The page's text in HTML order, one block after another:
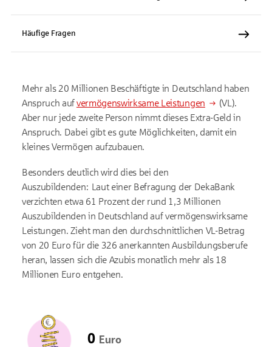
Häufige Fragen
Mehr als 20 Millionen Beschäftigte in Deutschland haben
Anspruch aufvermögenswirksame Leistungen
(VL).
Aber nur jede zweite Person nimmt dieses Extra-Geld in
Anspruch. Dabei gibt es gute Möglichkeiten, damit ein
kleines Vermögen aufzubauen.
Besonders deutlich wird dies bei den
Auszubildenden: Laut einer Befragung der DekaBank
verzichten etwa 61 Prozent der rund 1,3 Millionen
Auszubildenden in Deutschland auf vermögenswirksame
Leistungen. Zieht man den durchschnittlichen VL-Betrag
von 20 Euro für die 326 anerkannten Ausbildungsberufe
heran, lassen sich die Azubis monatlich mehr als 18
Millionen Euro entgehen.
0 Euro